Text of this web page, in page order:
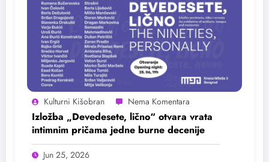
Kulturni Kišobran
Izložba „Devedesete, lično“ otvara vrata
intimnim pričama jedne burne decenije
Jun 25, 2026